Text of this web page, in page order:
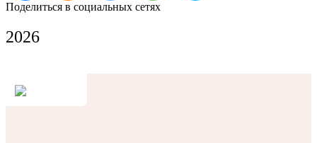
Поделиться в социальных сетях
2026